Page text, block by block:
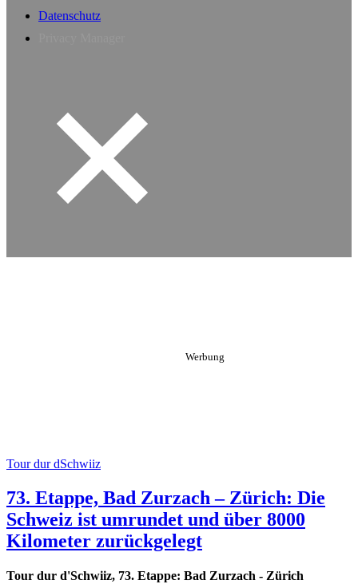
Datenschutz
Tour dur dSchwiiz
73. Etappe, Bad Zurzach – Zürich: Die
Schweiz ist umrundet und über 8000
Kilometer zurückgelegt
Tour dur d'Schwiiz, 73. Etappe: Bad Zurzach - Zürich